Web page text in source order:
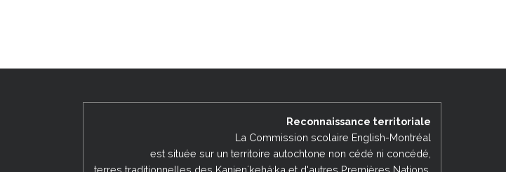
Reconnaissance territoriale
La Commission scolaire English-Montréal
est située sur un territoire autochtone non cédé ni concédé,
terres traditionnelles des Kanienʼkehá:ka et d'autres Premières Nations.